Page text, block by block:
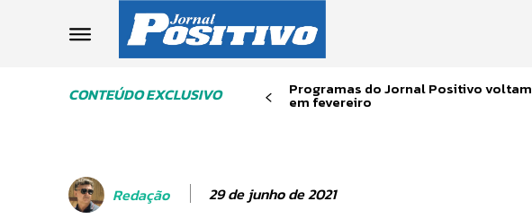
CONTEÚDO EXCLUSIVO Programas do Jornal Positivo voltam
em fevereiro
Redação 29 de junho de 2021